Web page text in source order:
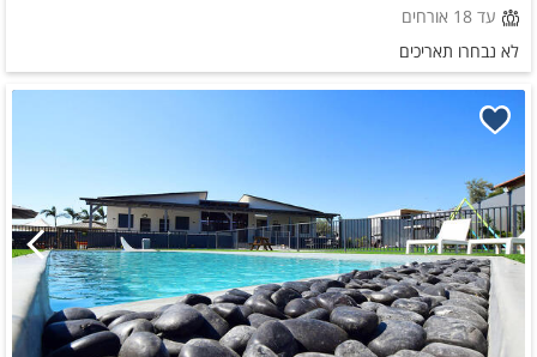
עד 18 אורחים
לא נבחרו תאריכים